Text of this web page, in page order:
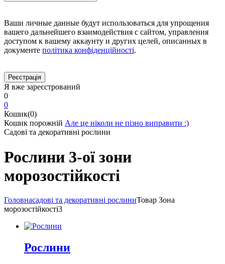
Ваши личные данные будут использоваться для упрощения
вашего дальнейшего взаимодействия с сайтом, управления
доступом к вашему аккаунту и других целей, описанных в
документе політика конфіденційності.
Я вже зареєстрований
0
0
Кошик(0)
Кошик порожній Але це ніколи не пізно виправити :)
Садові та декоративні рослини
Рослини 3-ої зони
морозостійкості
Головнасадові та декоративні рослиниТовар Зона
морозостійкості3
Рослини